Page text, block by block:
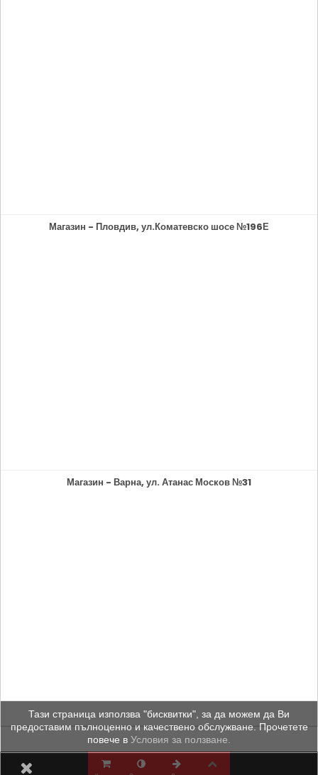
Тази страница използва "бисквитки", за да можем да Ви
предоставим пълноценно и качествено обслужване. Прочетете
повече в Условия за ползване.
Магазин - Пловдив, ул.Коматевско шосе №196Е
Магазин - Варна, ул. Атанас Москов №31